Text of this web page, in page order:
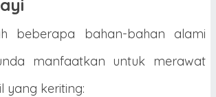
beberapa bahan-bahan alami
manfaatkan untuk merawat
yang keriting: